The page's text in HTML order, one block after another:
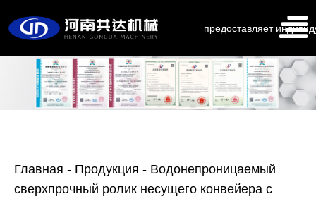
предоставляет
Главная - Продукция - Водонепроницаемый
сверхпрочный ролик несущего конвейера с